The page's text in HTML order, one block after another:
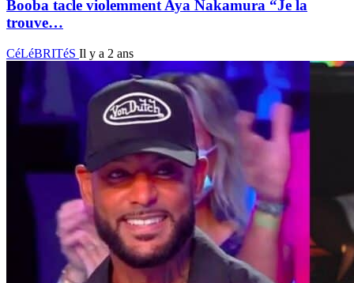
Booba tacle violemment Aya Nakamura “Je la
trouve…
CéLéBRITéS Il y a 2 ans